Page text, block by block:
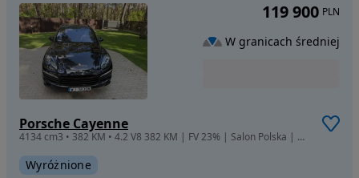
Porsche Cayenne
4134 cm3 • 382 KM • 4.2 V8 382 KM | FV 23% | Salon Polska | Serwis ASO | Garażowany Ideał
Wyróżnione
119 900 PLN
W granicach średniej